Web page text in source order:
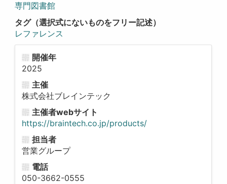
専門図書館
タグ（選択式にないものをフリー記述）
レファレンス
開催年
2025
主催
株式会社ブレインテック
主催者webサイト
https://braintech.co.jp/products/
担当者
営業グループ
電話
050-3662-0555